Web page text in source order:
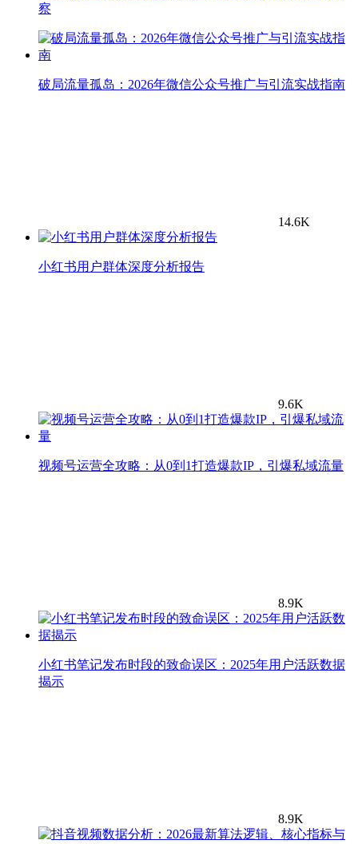
察
破局流量孤岛：2026年微信公众号推广与引流实战指南
14.6K
小红书用户群体深度分析报告
9.6K
视频号运营全攻略：从0到1打造爆款IP，引爆私域流量
8.9K
小红书笔记发布时段的致命误区：2025年用户活跃数据
揭示
8.9K